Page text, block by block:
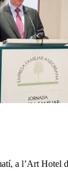
a l’Art Hotel